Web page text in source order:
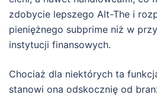
zdobycie lepszego Alt-The i
pieniężnego subprime niż w
instytucji finansowych.
Chociaż dla niektórych ta
stanowi ona odskocznię od